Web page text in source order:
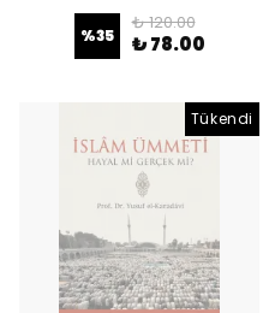
%35
₺ 120.00
₺ 78.00
Tükendi